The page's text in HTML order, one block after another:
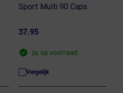
Sport Multi 90 Caps
37.95
ja, op voorraad
Vergelijk